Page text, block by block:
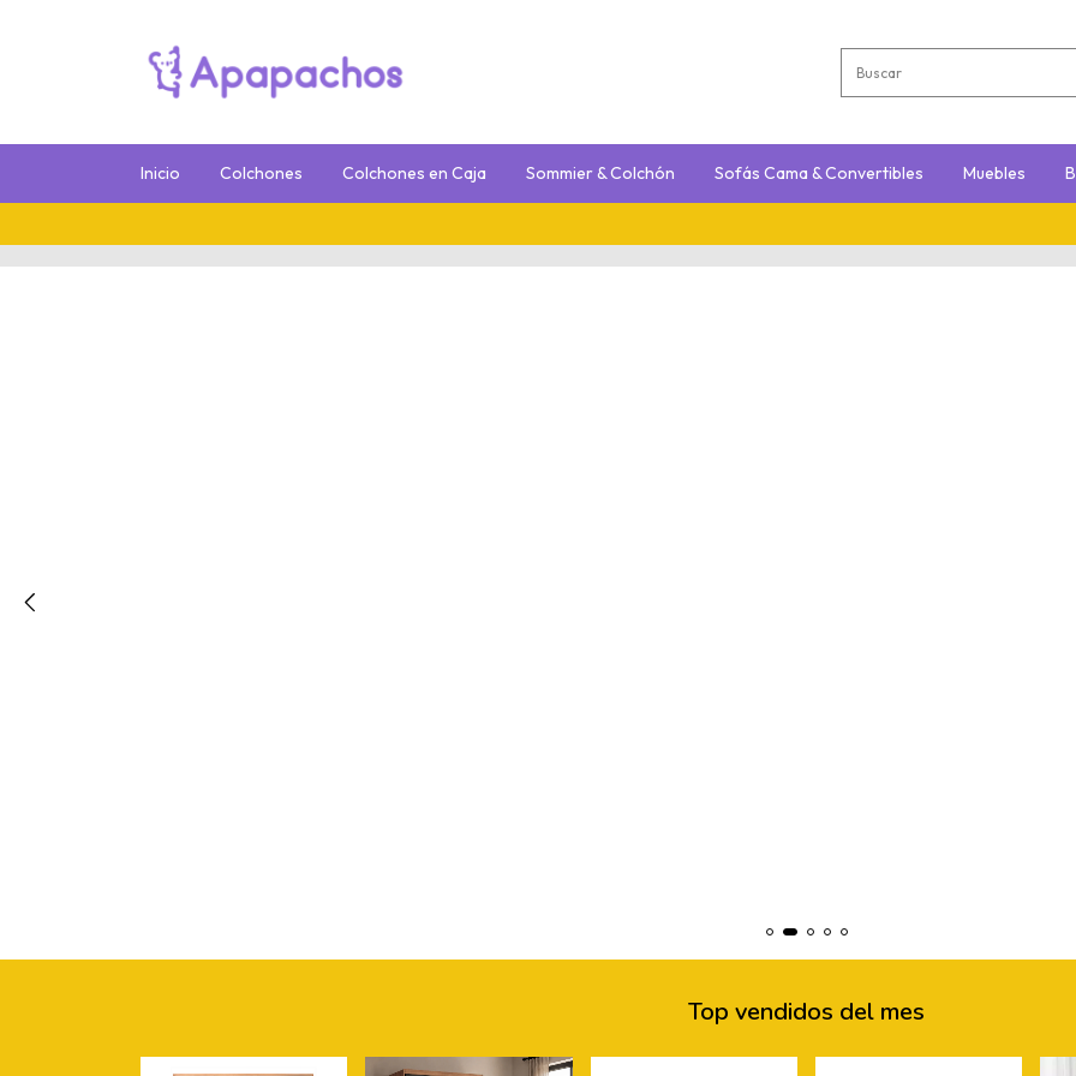
Inicio Colchones Colchones en Caja Sommier & Colchón Sofás Cama & Convertibles Muebles
12
Top vendidos del mes